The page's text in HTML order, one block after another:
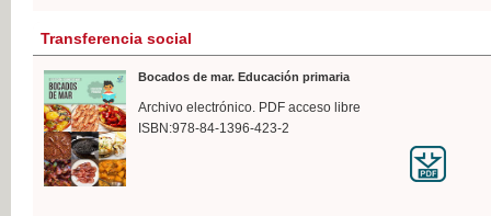
Transferencia social
Bocados de mar. Educación primaria
Archivo electrónico. PDF acceso libre
ISBN:978-84-1396-423-2